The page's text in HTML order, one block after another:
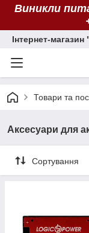
Виникли
Інтернет-
Товари та
Аксесуари для
Сортування